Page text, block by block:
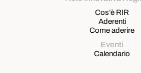
Cos’è RIR
Aderenti
Come aderire
Eventi
Calendario